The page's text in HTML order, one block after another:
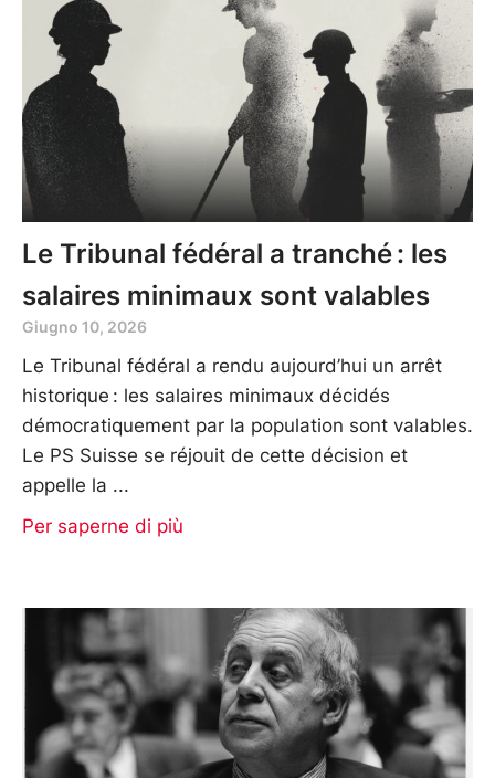
Le Tribunal fédéral a tranché : les
salaires minimaux sont valables
Giugno 10, 2026
Le Tribunal fédéral a rendu aujourd’hui un arrêt
historique : les salaires minimaux décidés
démocratiquement par la population sont valables.
Le PS Suisse se réjouit de cette décision et
appelle la
Per saperne di più